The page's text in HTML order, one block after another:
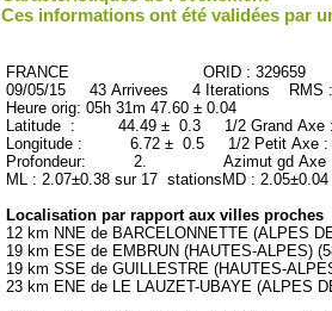
Ces informations ont été validées par
FRANCE ORID : 329659
09/05/15 43 Arrivees 4 Iterations RMS
Heure orig: 05h 31m 47.60 ± 0.04
Latitude : 44.49 ± 0.3 1/2 Grand
Longitude : 6.72 ± 0.5 1/2 Petit Axe
Profondeur: 2. Azimut gd Axe :
ML : 2.07±0.38 sur 17 stationsMD :
Localisation par rapport aux villes proches
12 km NNE de BARCELONNETTE (ALPES
19 km ESE de EMBRUN (HAUTES-ALPES)
19 km SSE de GUILLESTRE (HAUTES-
23 km ENE de LE LAUZET-UBAYE (ALPES